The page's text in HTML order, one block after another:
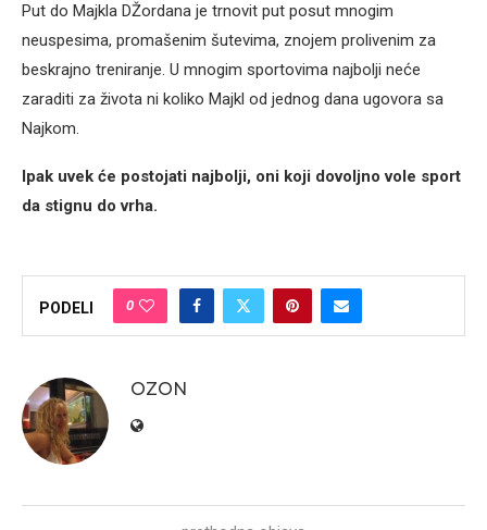
Put do Majkla DŽordana je trnovit put posut mnogim
neuspesima, promašenim šutevima, znojem prolivenim za
beskrajno treniranje. U mnogim sportovima najbolji neće
zaraditi za života ni koliko Majkl od jednog dana ugovora sa
Najkom.
Ipak uvek će postojati najbolji, oni koji dovoljno vole sport
da stignu do vrha.
PODELI 0
OZON